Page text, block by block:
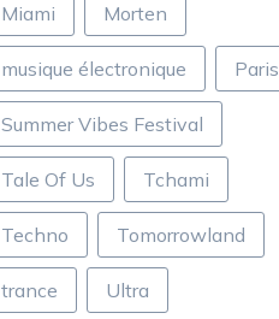
Miami Morten
musique électronique Paris
Summer Vibes Festival
Tale Of Us Tchami
Techno Tomorrowland
trance Ultra